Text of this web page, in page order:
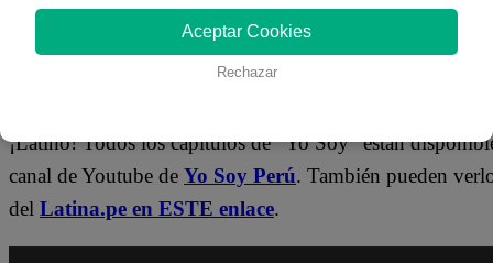
https://whatsapp.com/channel/
¿Dónde ver todos los capítulos de “Yo
¡Latino! Todos los capítulos de “Yo Soy” están
canal de Youtube de Yo Soy Perú. También pueden
del Latina.pe en ESTE enlace.
Aceptar Cookies
Rechazar